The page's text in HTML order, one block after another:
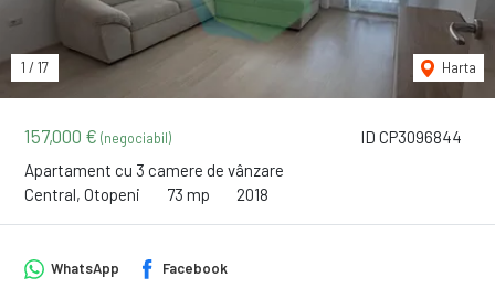
ID CP3096844
157,000 € (negociabil)
Apartament cu 3 camere de vânzare
Central, Otopeni
73 mp 2018
1 / 17 Harta
WhatsApp Facebook